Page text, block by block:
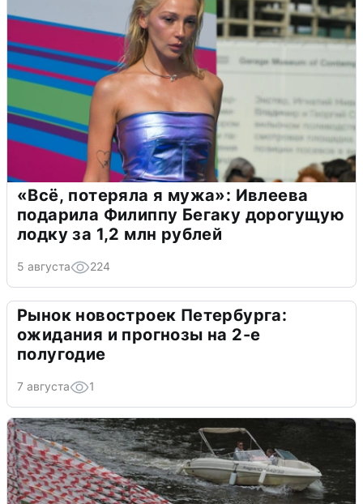
«Всё, потеряла я мужа»: Ивлеева
подарила Филиппу Бегаку дорогущую
лодку за 1,2 млн рублей
5 августа 224
Рынок новостроек Петербурга:
ожидания и прогнозы на 2-е
полугодие
7 августа 1